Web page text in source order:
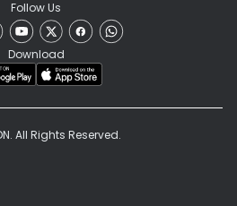
Follow Us
Download
All Rights Reserved.